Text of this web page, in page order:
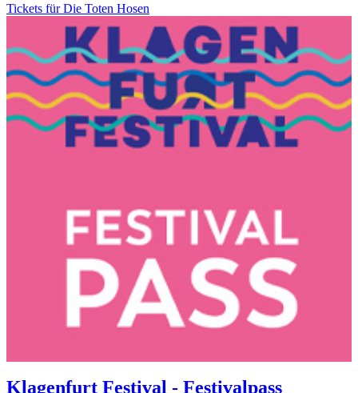
Tickets für Die Toten Hosen
Klagenfurt Festival - Festivalpass